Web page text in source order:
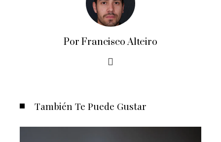
Por Francisco Alteiro
También Te Puede Gustar